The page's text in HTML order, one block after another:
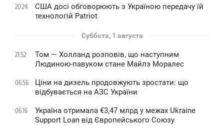
20:24
США досі обговорюють з Україною передачу їй
технологій Patriot
Суббота, 1 августа
21:52
Том — Холланд розповів, що наступним
Людиною-павуком стане Майлз Моралес
06:56
Ціни на дизель продовжують зростати: що
відбувається на АЗС України
06:16
Україна отримала €3,47 млрд у межах Ukraine
Support Loan від Європейського Союзу